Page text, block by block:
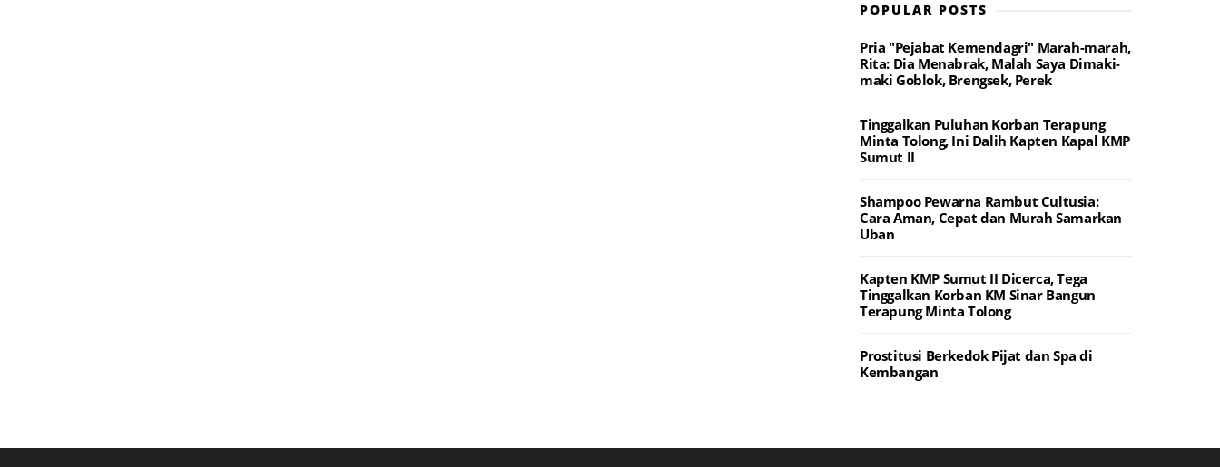
POPULAR POSTS
Pria "Pejabat Kemendagri" Marah-marah,
Rita: Dia Menabrak, Malah Saya Dimaki-
maki Goblok, Brengsek, Perek
Tinggalkan Puluhan Korban Terapung
Minta Tolong, Ini Dalih Kapten Kapal KMP
Sumut II
Shampoo Pewarna Rambut Cultusia:
Cara Aman, Cepat dan Murah Samarkan
Uban
Kapten KMP Sumut II Dicerca, Tega
Tinggalkan Korban KM Sinar Bangun
Terapung Minta Tolong
Prostitusi Berkedok Pijat dan Spa di
Kembangan